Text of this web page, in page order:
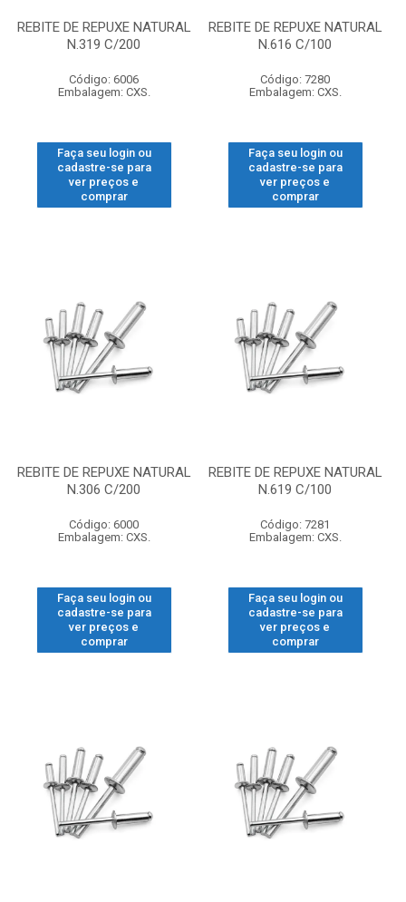
REBITE DE REPUXE NATURAL
N.319 C/200
Código: 6006
Embalagem: CXS.
Faça seu login ou
cadastre-se para
ver preços e
comprar
REBITE DE REPUXE NATURAL
N.616 C/100
Código: 7280
Embalagem: CXS.
Faça seu login ou
cadastre-se para
ver preços e
comprar
REBITE DE REPUXE NATURAL
N.306 C/200
Código: 6000
Embalagem: CXS.
Faça seu login ou
cadastre-se para
ver preços e
comprar
REBITE DE REPUXE NATURAL
N.619 C/100
Código: 7281
Embalagem: CXS.
Faça seu login ou
cadastre-se para
ver preços e
comprar